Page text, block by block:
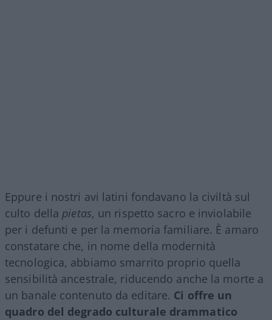
Eppure i nostri avi latini fondavano la civiltà sul
culto della pietas, un rispetto sacro e inviolabile
per i defunti e per la memoria familiare. È amaro
constatare che, in nome della modernità
tecnologica, abbiamo smarrito proprio quella
sensibilità ancestrale, riducendo anche la morte a
un banale contenuto da editare. Ci offre un
quadro del degrado culturale drammatico